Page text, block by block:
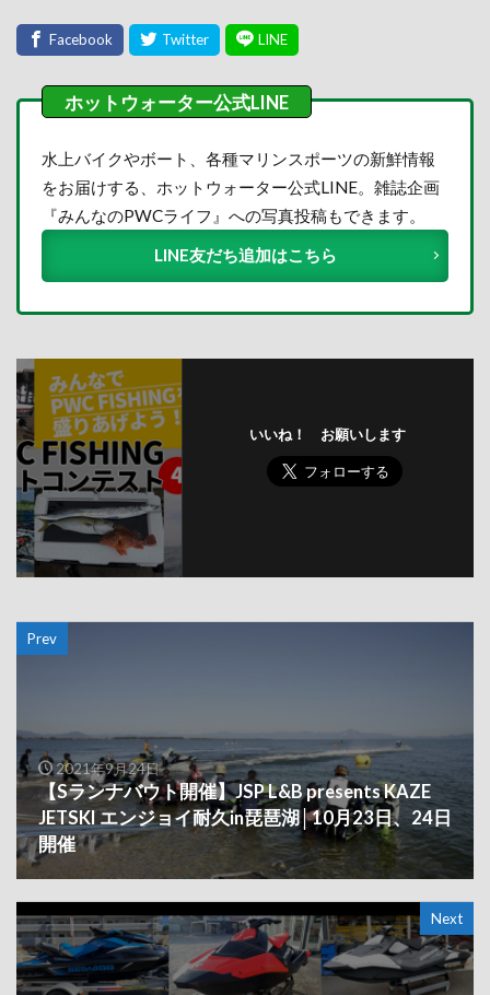
水上バイクやボート、各種マリンスポーツの新鮮情報
をお届けする、ホットウォーター公式LINE。雑誌企画
『みんなのPWCライフ』への写真投稿もできます。
LINE友だち追加はこちら
いいね！ お願いします
Prev
2021年9月24日
【Sランナバウト開催】JSP L&B presents KAZE
JETSKI エンジョイ耐久in琵琶湖│10月23日、24日
開催
Next